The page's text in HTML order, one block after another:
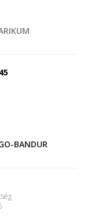
BANDUR